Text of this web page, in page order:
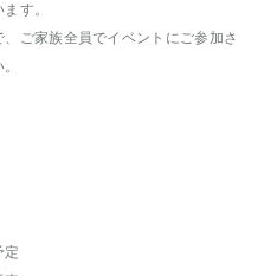
す。
ご家族全員でイベントにご参加さ
定